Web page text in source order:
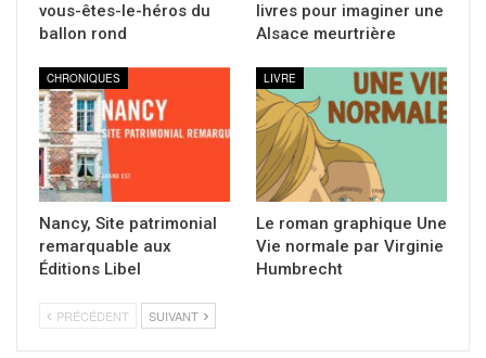
vous-êtes-le-héros du
ballon rond
livres pour imaginer une
Alsace meurtrière
CHRONIQUES
Nancy, Site patrimonial
remarquable aux
Éditions Libel
LIVRE
Le roman graphique Une
Vie normale par Virginie
Humbrecht
PRÉCÉDENT SUIVANT